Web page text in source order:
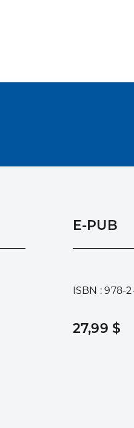
E-PUB
ISBN : 978-
27,99 $